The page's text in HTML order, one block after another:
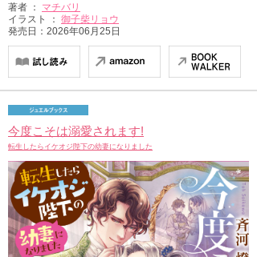
著者 ： マチバリ
イラスト ： 御子柴リョウ
発売日：2026年06月25日
今度こそは溺愛されます!
転生したらイケオジ陛下の幼妻になりました